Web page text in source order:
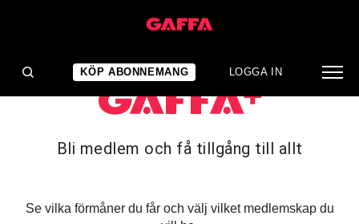
KÖP ABONNEMANG LOGGA IN
Bli medlem och få tillgång till allt
Se vilka förmåner du får och välj vilket medlemskap du